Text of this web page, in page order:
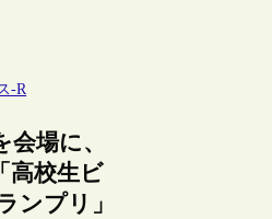
-R
場に、
高校生ビ
ンプリ」